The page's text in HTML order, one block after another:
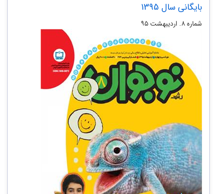
بایگانی سال 1395
شماره ۸. اردیبهشت ۹۵